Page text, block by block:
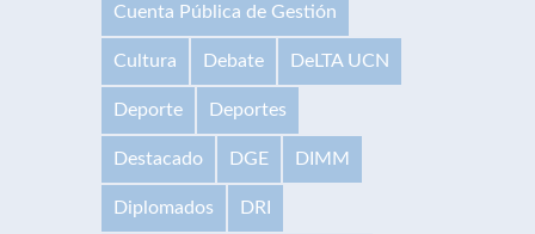
Cuenta Pública de Gestión
Cultura Debate DeLTA UCN
Deporte Deportes
Destacado DGE DIMM
Diplomados DRI